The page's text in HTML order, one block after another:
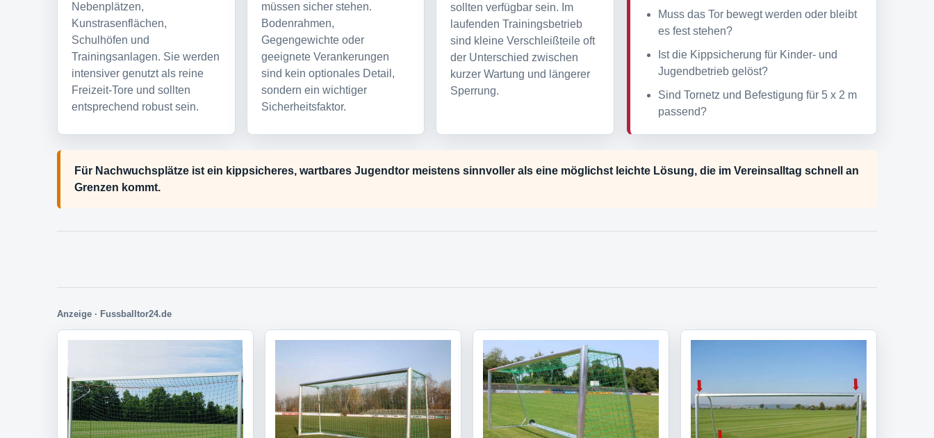
Nebenplätzen,
Kunstrasenflächen,
Schulhöfen und
Trainingsanlagen. Sie werden
intensiver genutzt als reine
Freizeit-Tore und sollten
entsprechend robust sein.
müssen sicher stehen.
Bodenrahmen,
Gegengewichte oder
geeignete Verankerungen
sind kein optionales Detail,
sondern ein wichtiger
Sicherheitsfaktor.
sollten verfügbar sein. Im
laufenden Trainingsbetrieb
sind kleine Verschleißteile oft
der Unterschied zwischen
kurzer Wartung und längerer
Sperrung.
Muss das Tor bewegt werden oder bleibt
es fest stehen?
Ist die Kippsicherung für Kinder- und
Jugendbetrieb gelöst?
Sind Tornetz und Befestigung für 5 x 2 m
passend?
Für Nachwuchsplätze ist ein kippsicheres, wartbares Jugendtor meistens sinnvoller als eine möglichst leichte Lösung, die im Vereinsalltag schnell an
Grenzen kommt.
Anzeige · Fussballtor24.de
Passende Treffer im Shop